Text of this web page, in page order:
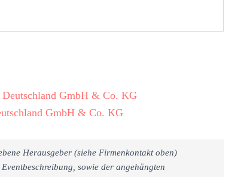
GmbH & Co. KG
GmbH & Co. KG
Herausgeber (siehe Firmenkontakt oben)
sowie der angehängten